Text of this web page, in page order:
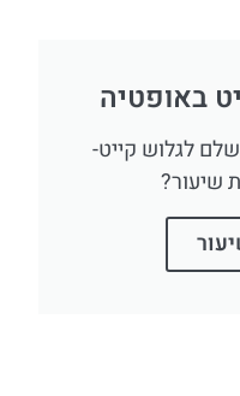
באופטיה
לגלוש קייט-
שיעור?